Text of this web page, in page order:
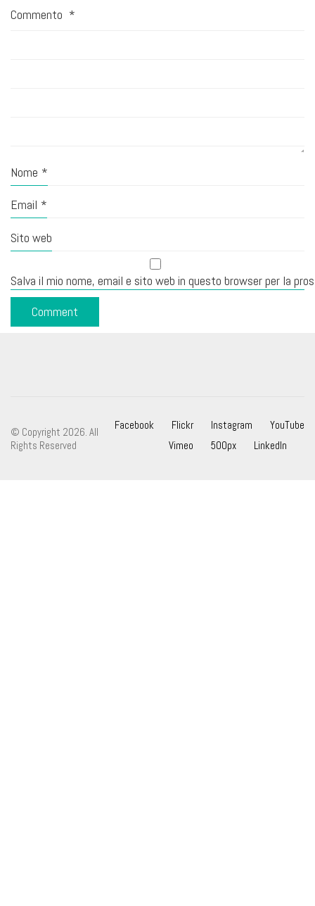
Commento *
Nome *
Email *
Sito web
Salva il mio nome, email e sito web in questo browser per la
Facebook Flickr Instagram
YouTube
Vimeo
500px LinkedIn
© Copyright 2026. All
Rights Reserved